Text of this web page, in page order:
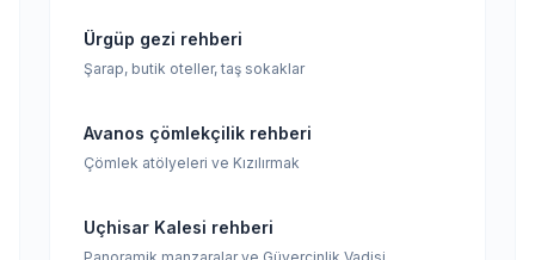
Ürgüp gezi rehberi
Şarap, butik oteller, taş sokaklar
Avanos çömlekçilik rehberi
Çömlek atölyeleri ve Kızılırmak
Uçhisar Kalesi rehberi